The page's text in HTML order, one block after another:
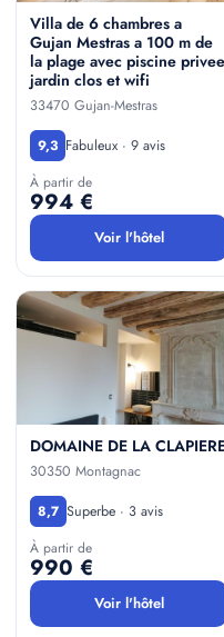
Villa de 6 chambres a
Gujan Mestras a 100 m de
la plage avec piscine privee
jardin clos et wifi
33470 Gujan-Mestras
9,3 Fabuleux · 9 avis
À partir de
994 €
Voir l'hôtel
DOMAINE DE LA
30350 Montagnac
8,7 Superbe · 3 avis
À partir de
990 €
Voir l'hôtel